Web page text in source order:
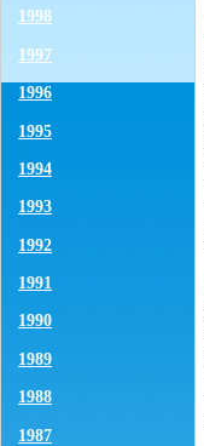
1998
1997
1996
1995
1994
1993
1992
1991
1990
1989
1988
1987